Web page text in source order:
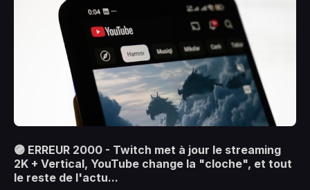
🟣 ERREUR 2000 - Twitch met à jour le streaming
2K + Vertical, YouTube change la "cloche", et tout
le reste de l'actu...